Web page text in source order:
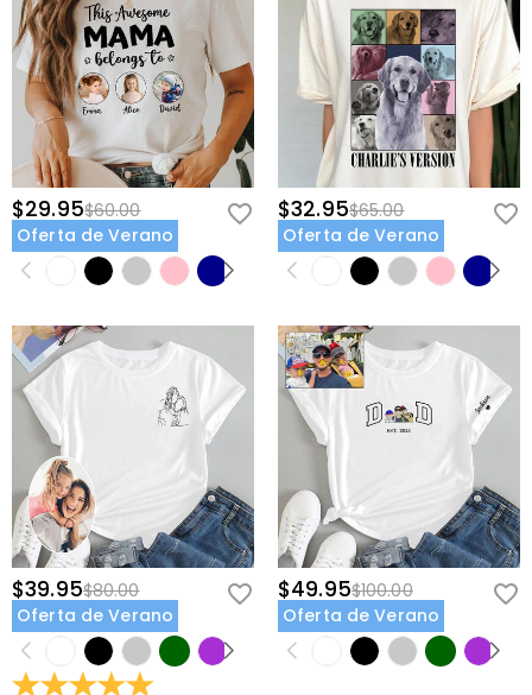
$29.95$60.00
Oferta de Verano
$32.95$65.00
Oferta de Verano
$39.95$80.00
Oferta de Verano
$49.95$100.00
Oferta de Verano